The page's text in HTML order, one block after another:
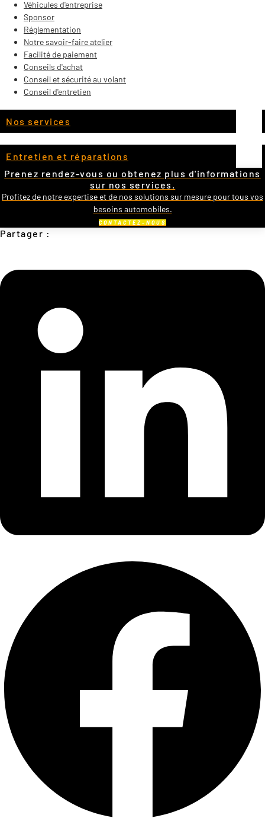
Véhicules d'entreprise
Sponsor
Réglementation
Notre savoir-faire atelier
Facilité de paiement
Conseils d'achat
Conseil et sécurité au volant
Conseil d'entretien
Nos services
Entretien et réparations
Prenez rendez-vous ou obtenez plus d'informations
sur nos services.
Profitez de notre expertise et de nos solutions sur mesure pour tous vos
besoins automobiles.
CONTACTEZ-NOUS
Partager :